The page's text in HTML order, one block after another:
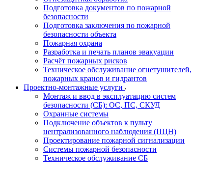
Подготовка документов по пожарной
безопасности
Подготовка заключения по пожарной
безопасности объекта
Пожарная охрана
Разработка и печать планов эвакуации
Расчёт пожарных рисков
Техническое обслуживание огнетушителей,
пожарных кранов и гидрантов
Проектно-монтажные услуги
Монтаж и ввод в эксплуатацию систем
безопасности (СБ): ОС, ПС, СКУД
Охранные системы
Подключение объектов к пульту
централизованного наблюдения (ПЦН)
Проектирование пожарной сигнализации
Системы пожарной безопасности
Техническое обслуживание СБ